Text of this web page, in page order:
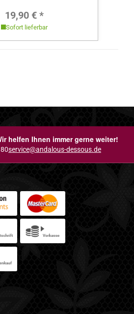
Regulärer Preis:
19,90 € *
Sofort lieferbar
helfen Ihnen immer gerne weiter!
service@andalous-dessous.de